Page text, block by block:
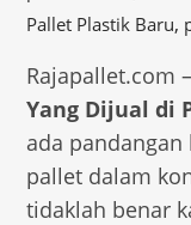
Pallet Plastik Baru,
Rajapallet.com –
Yang Dijual di
ada
pallet dalam
tidaklah benar